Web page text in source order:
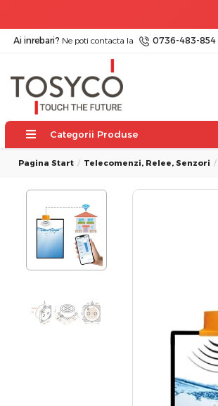
Ai inrebari? Ne poti contacta la 0736-483-854
Categorii Produse
Pagina Start Telecomenzi, Relee, Senzori